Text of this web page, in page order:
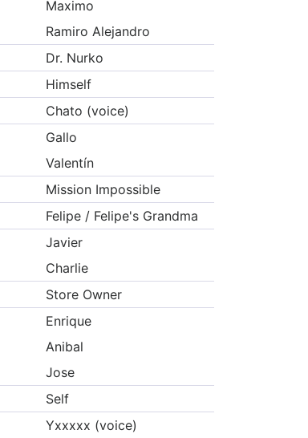
Maximo
Ramiro Alejandro
Dr. Nurko
Himself
Chato (voice)
Gallo
Valentín
Mission Impossible
Felipe / Felipe's Grandma
Javier
Charlie
Store Owner
Enrique
Anibal
Jose
Self
Yxxxxx (voice)